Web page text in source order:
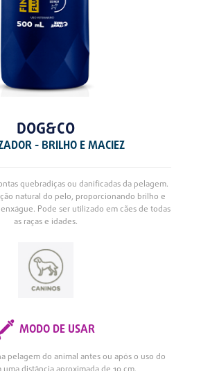
DOG&CO
- BRILHO E MACIEZ
quebradiças ou danificadas da pelagem.
natural do pelo, proporcionando brilho e
Pode ser utilizado em cães de todas
as raças e idades.
MODO DE USAR
pelagem do animal antes ou após o uso do